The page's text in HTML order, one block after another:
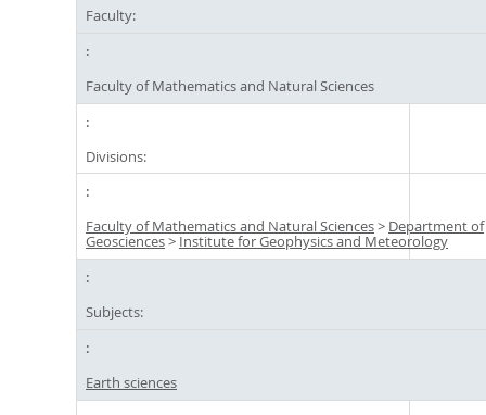
Faculty:
Faculty of Mathematics and Natural Sciences
Divisions:
Faculty of Mathematics and Natural Sciences> Department of
Geosciences> Institute for Geophysics and Meteorology
Subjects:
Earth sciences